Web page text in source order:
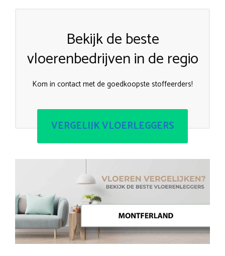
Bekijk de beste
vloerenbedrijven in de regio
Kom in contact met de goedkoopste stoffeerders!
VERGELIJK VLOERLEGGERS